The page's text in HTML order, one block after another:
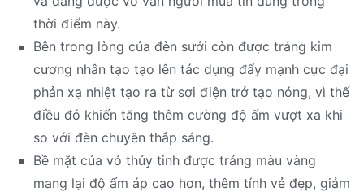
thời điểm này.
Bên trong lòng của đèn sưởi còn được tráng kim
cương nhân tạo tạo lên tác dụng đẩy mạnh cực đại
phản xạ nhiệt tạo ra từ sợi điện trở tạo nóng, vì thế
điều đó khiến tăng thêm cường độ ấm vượt xa khi
so với đèn chuyên thắp sáng.
Bề mặt của vỏ thủy tinh được tráng màu vàng
mang lại độ ấm áp cao hơn, thêm tính vẻ đẹp, giảm